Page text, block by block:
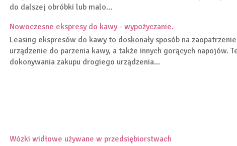
do dalszej obróbki lub malo...
Nowoczesne ekspresy do kawy - wypożyczanie.
Leasing ekspresów do kawy to doskonały sposób na
urządzenie do parzenia kawy, a także innych gorących napojów.
dokonywania zakupu drogiego urządzenia...
Wózki widłowe używane w przedsiębiorstwach